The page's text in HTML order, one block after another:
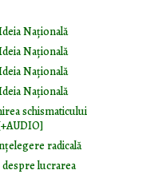
Naţională
Naţională
Naţională
Naţională
schismaticului
radicală
lucrarea